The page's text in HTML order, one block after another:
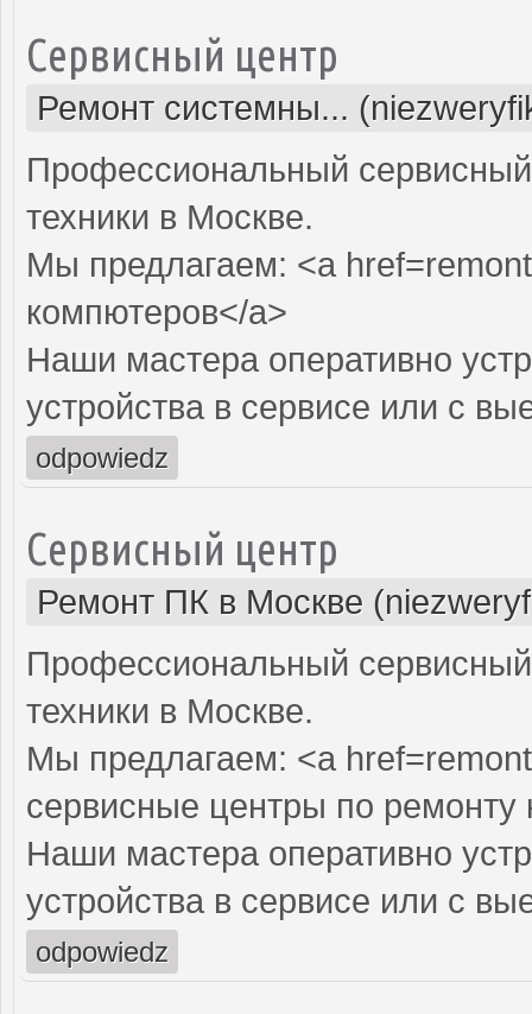
Сервисный центр
Ремонт системны...
Профессиональный
техники в Москве.
Мы предлагаем: <a
компютеров</a>
Наши мастера оперативно
устройства в сервисе или с
odpowiedz
Сервисный центр
Ремонт ПК в Москве
Профессиональный
техники в Москве.
Мы предлагаем: <a
сервисные центры по ремонту
Наши мастера оперативно
устройства в сервисе или с
odpowiedz